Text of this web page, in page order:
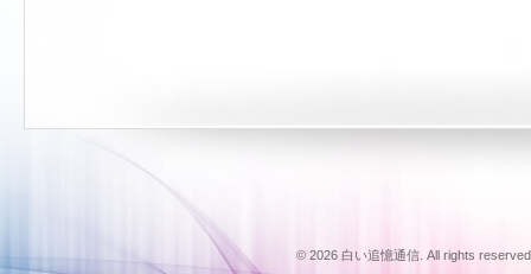
© 2026 白い追憶通信. All rights